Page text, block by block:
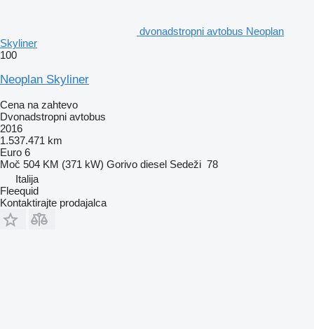
dvonadstropni avtobus Neoplan
Skyliner
100
Neoplan Skyliner
Cena na zahtevo
Dvonadstropni avtobus
2016
1.537.471 km
Euro 6
Moč 504 KM (371 kW) Gorivo diesel Sedeži 78
Italija
Fleequid
Kontaktirajte prodajalca